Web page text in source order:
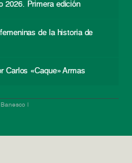
2026. Primera edición
de la historia de
Carlos «Caque» Armas
|